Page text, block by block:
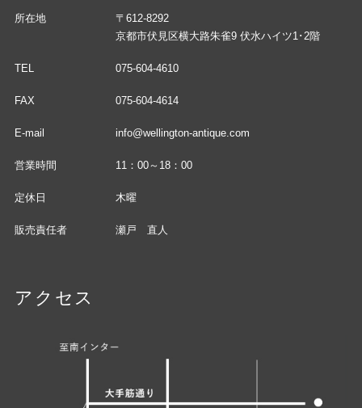
所在地
〒612-8292
京都市伏見区横大路朱雀9 伏水ハイツ1･2階
TEL 075-604-4610
FAX 075-604-4614
E-mail info@wellington-antique.com
営業時間 11：00～18：00
定休日 木曜
販売責任者 瀬戸 直人
アクセス